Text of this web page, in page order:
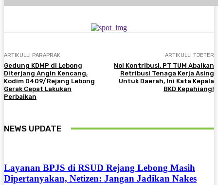
ARTIKULLI PARAPRAK
Gedung KDMP di Lebong
Diterjang Angin Kencang,
Kodim 0409/Rejang Lebong
Gerak Cepat Lakukan
Perbaikan
ARTIKULLI TJETËR
Nol Kontribusi, PT TUM Abaikan
Retribusi Tenaga Kerja Asing
Untuk Daerah, Ini Kata Kepala
BKD Kepahiang!
NEWS UPDATE
Layanan BPJS di RSUD Rejang Lebong Masih
Dipertanyakan, Netizen: Jangan Jadikan Nakes